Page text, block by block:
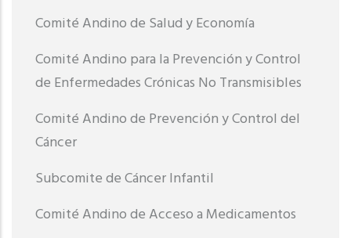
Comité Andino de Salud y Economía
Comité Andino para la Prevención y Control
de Enfermedades Crónicas No Transmisibles
Comité Andino de Prevención y Control del
Cáncer
Subcomite de Cáncer Infantil
Comité Andino de Acceso a Medicamentos